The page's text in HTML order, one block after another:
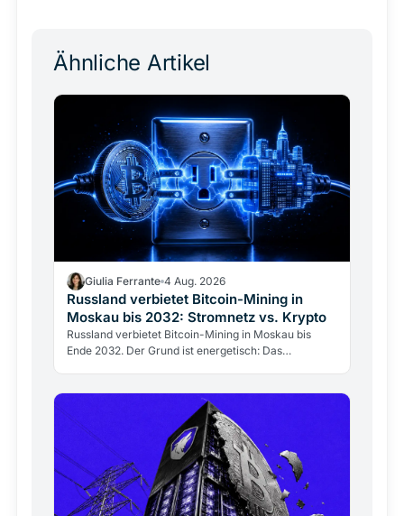
Ähnliche Artikel
Giulia Ferrante 4 Aug. 2026
Russland verbietet Bitcoin-Mining in
Moskau bis 2032: Stromnetz vs. Krypto
Russland verbietet Bitcoin-Mining in Moskau bis
Ende 2032. Der Grund ist energetisch: Das